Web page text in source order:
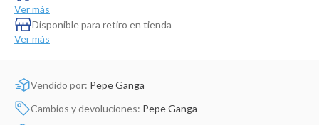
Ver más
Disponible para retiro en tienda
Ver más
Vendido por: Pepe Ganga
Cambios y devoluciones: Pepe Ganga
Dinosaurio Juguete